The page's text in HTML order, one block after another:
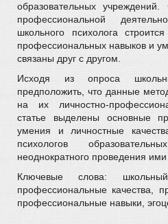
образовательных
профессиональной
школьного психолога
профессиональных навыков и
связаны друг с другом.
Исходя из опроса
предположить, что данные
на их личностно-
статье выделены основные
умения и личностные
психологов
неоднократного проведения
Ключевые слова:
профессиональные качества,
профессиональные навыки,